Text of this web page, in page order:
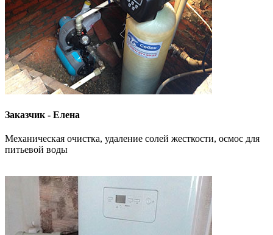
Заказчик - Елена
Механическая очистка, удаление солей жесткости, осмос для
питьевой воды